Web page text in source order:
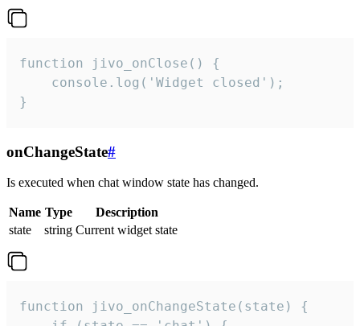
function jivo_onClose() {
    console.log('Widget closed');
}
onChangeState#
Is executed when chat window state has changed.
Name Type
Description
state
string Current widget state
function jivo_onChangeState(state) {